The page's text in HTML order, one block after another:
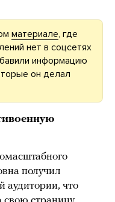
материале, где
нет в соцсетях
информацию
он делал
получил
аудитории, что